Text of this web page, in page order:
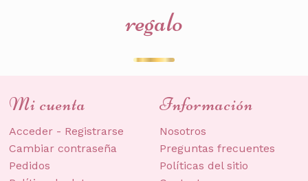
regalo
Información
Nosotros
Preguntas frecuentes
Políticas del sitio
Mi cuenta
Acceder - Registrarse
Cambiar contraseña
Pedidos